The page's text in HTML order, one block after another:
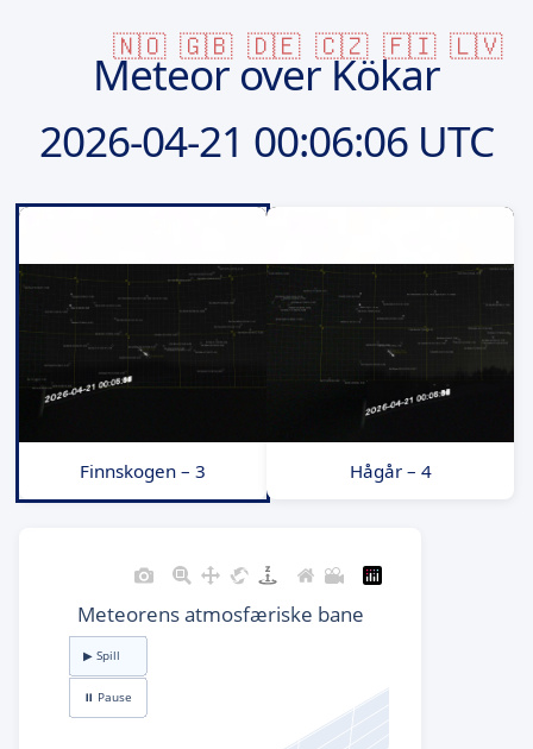
🇳🇴 🇬🇧 🇩🇪 🇨🇿 🇫🇮 🇱🇻
Meteor over Kökar
2026-04-21 00:06:06 UTC
Finnskogen – 3 Hågår – 4